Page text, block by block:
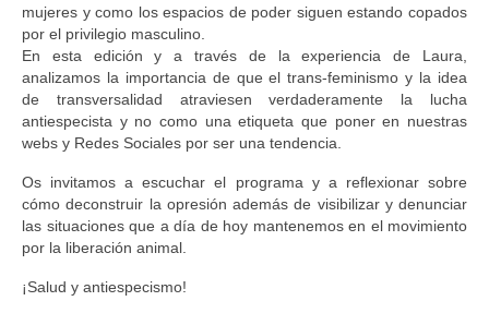
mujeres y como los espacios de poder siguen estando copados
por el privilegio masculino.
En esta edición y a través de la experiencia de Laura,
analizamos la importancia de que el trans-feminismo y la idea
de transversalidad atraviesen verdaderamente la lucha
antiespecista y no como una etiqueta que poner en nuestras
webs y Redes Sociales por ser una tendencia.
Os invitamos a escuchar el programa y a reflexionar sobre
cómo deconstruir la opresión además de visibilizar y denunciar
las situaciones que a día de hoy mantenemos en el movimiento
por la liberación animal.
¡Salud y antiespecismo!